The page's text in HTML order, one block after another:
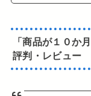
「商品が１０か
評判・レビュー